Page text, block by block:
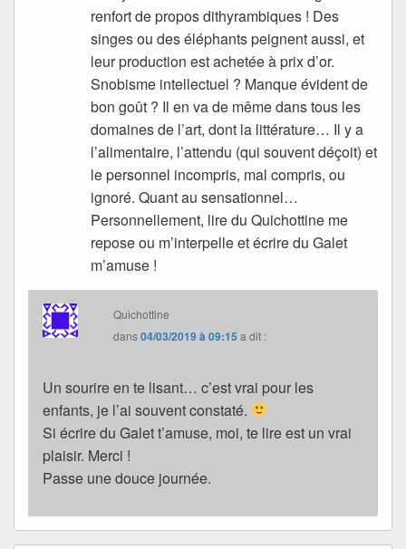
renfort de propos dithyrambiques ! Des
singes ou des éléphants peignent aussi, et
leur production est achetée à prix d’or.
Snobisme intellectuel ? Manque évident de
bon goût ? Il en va de même dans tous les
domaines de l’art, dont la littérature… Il y a
l’alimentaire, l’attendu (qui souvent déçoit) et
le personnel incompris, mal compris, ou
ignoré. Quant au sensationnel…
Personnellement, lire du Quichottine me
repose ou m’interpelle et écrire du Galet
m’amuse !
Quichottine
dans04/03/2019 à 09:15 a dit :
Un sourire en te lisant… c’est vrai pour les
enfants, je l’ai souvent constaté.
Si écrire du Galet t’amuse, moi, te lire est un vrai
plaisir. Merci !
Passe une douce journée.